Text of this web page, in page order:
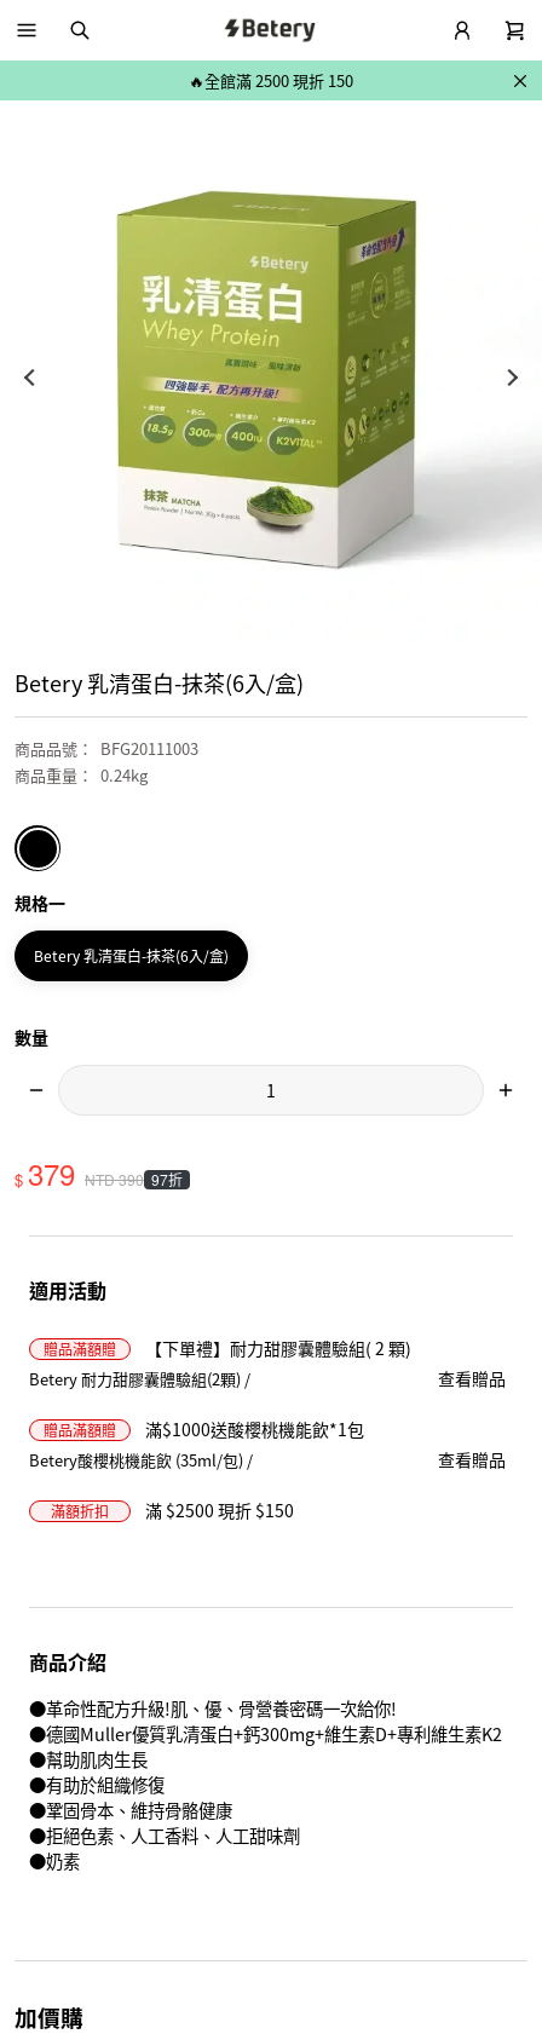
🔥全館滿 2500 現折 150
夏日保健｜硬膠囊任選2件88折
🔥全館滿 2500 現折 150
Betery 乳清蛋白-抹茶(6入/盒)
商品品號 ：
BFG20111003
商品重量 ： 0.24kg
規格一
Betery 乳清蛋白-抹茶(6入/盒)
數量
$ 379 NTD390 97折
適用活動
贈品滿額贈 【下單禮】耐力甜膠囊體驗組( 2 顆)
Betery 耐力甜膠囊體驗組(2顆) / 查看贈品
贈品滿額贈 滿$1000送酸櫻桃機能飲*1包
Betery酸櫻桃機能飲 (35ml/包) / 查看贈品
滿額折扣 滿 $2500 現折 $150
商品介紹
●革命性配方升級!肌、優、骨營養密碼一次給你!
●德國Muller優質乳清蛋白+鈣300mg+維生素D+專利維生素K2
●幫助肌肉生長
●有助於組織修復
●鞏固骨本、維持骨骼健康
●拒絕色素、人工香料、人工甜味劑
●奶素
加價購